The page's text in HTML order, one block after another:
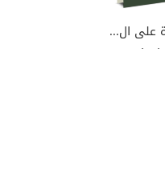
على ال...
ا...